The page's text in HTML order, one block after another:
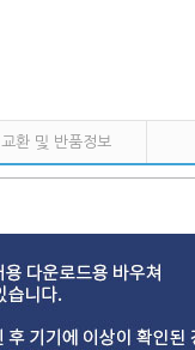
교환 및 반품정보